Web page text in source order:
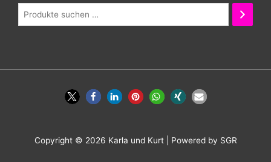
Copyright © 2026 Karla und Kurt| Powered by SGR